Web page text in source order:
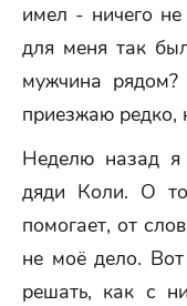
имел - ничего
для меня так
мужчина
приезжаю редко,
Неделю назад я
дяди Коли. О
помогает, от
не моё дело.
решать, как с